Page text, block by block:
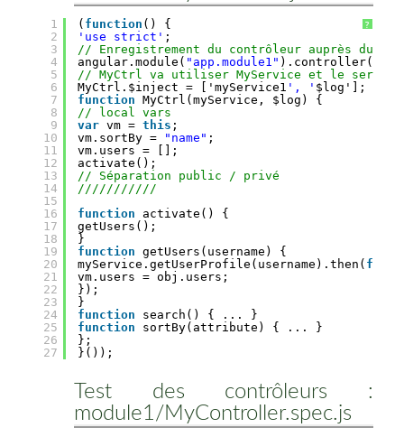
?
1
2
3
4
5
6
7
8
9
10
11
12
13
14
15
16
17
18
19
20
21
22
23
24
25
26
27
( function () {
'use strict' ;
// Enregistrement du contrôleur auprès du
angular.module( "app.module1" ).controller(
// MyCtrl va utiliser MyService et le
MyCtrl.$inject = ['myService1 ', ' $log'];
function
MyCtrl(myService, $log) {
// local vars
var vm = this ;
vm.sortBy =
"name" ;
vm.users = [];
activate();
// Séparation public / privé
///////////
function
activate() {
getUsers();
}
function
getUsers(username) {
myService.getUserProfile(username).then(
vm.users = obj.users;
});
}
function
search() { ... }
function
sortBy(attribute) { ... }
};
}());
Test des contrôleurs :
module1/MyController.spec.js